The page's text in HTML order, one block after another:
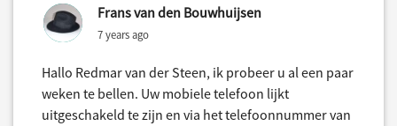
Frans van den Bouwhuijsen
7 years ago
Hallo Redmar van der Steen, ik probeer u al een paar
weken te bellen. Uw mobiele telefoon lijkt
uitgeschakeld te zijn en via het telefoonnummer van